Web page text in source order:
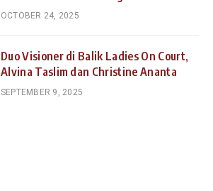
OCTOBER 24, 2025
Duo Visioner di Balik Ladies On Court,
Alvina Taslim dan Christine Ananta
SEPTEMBER 9, 2025